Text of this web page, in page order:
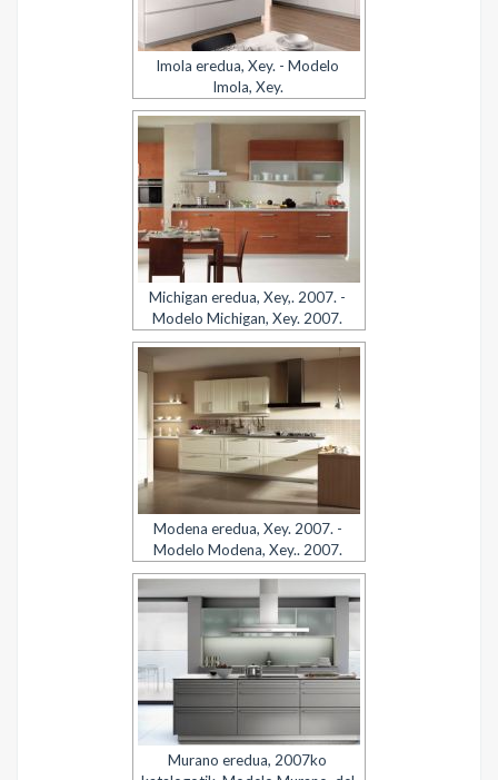
Imola eredua, Xey. - Modelo
Imola, Xey.
Michigan eredua, Xey,. 2007. -
Modelo Michigan, Xey. 2007.
Modena eredua, Xey. 2007. -
Modelo Modena, Xey.. 2007.
Murano eredua, 2007ko